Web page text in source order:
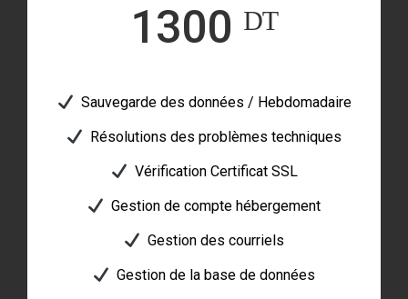
1300 ᴰᵀ
Sauvegarde des données / Hebdomadaire
Résolutions des problèmes techniques
Vérification Certificat SSL
Gestion de compte hébergement
Gestion des courriels
Gestion de la base de données